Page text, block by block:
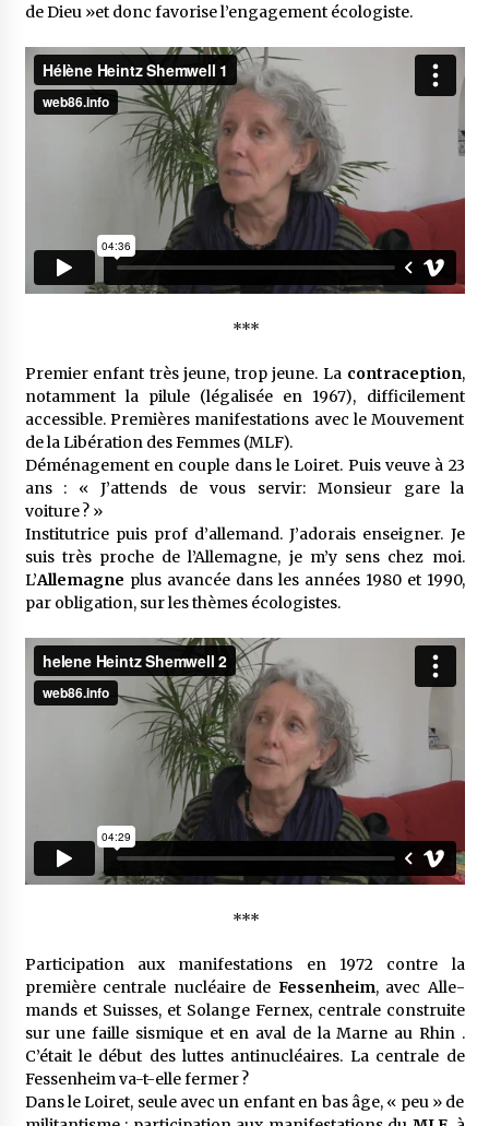
de Dieu »et donc favo­rise l’en­ga­ge­ment écolo­giste.
***
Premier enfant très jeune, trop jeune. La contra­cep­tion,
notam­ment la pilule (léga­li­sée en 1967), diffi­ci­le­ment
acces­sible. Premières mani­fes­ta­tions avec le Mouve­ment
de la Libé­ra­tion des Femmes (MLF).
Démé­na­ge­ment en couple dans le Loiret. Puis veuve à 23
ans : « J’at­tends de vous servir: Monsieur gare la
voiture ? »
Insti­tu­trice puis prof d’al­le­mand. J’ado­rais ensei­gner. Je
suis très proche de l’Al­le­magne, je m’y sens chez moi.
L’Alle­magne plus avan­cée dans les années 1980 et 1990,
par obli­ga­tion, sur les thèmes écolo­gistes.
***
Parti­ci­pa­tion aux mani­fes­ta­tions en 1972 contre la
première centrale nucléaire de Fessen­heim, avec Alle­
mands et Suisses, et Solange Fernex, centrale construite
sur une faille sismique et en aval de la Marne au Rhin .
C’était le début des luttes anti­nu­cléaires. La centrale de
Fessen­heim va-t-elle fermer ?
Dans le Loiret, seule avec un enfant en bas âge, « peu » de